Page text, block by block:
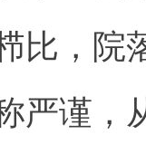
比，院
严谨，